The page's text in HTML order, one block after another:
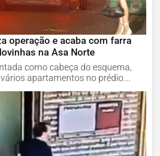
operação e acaba com farra
na Asa Norte
como cabeça do esquema,
apartamentos no prédio...